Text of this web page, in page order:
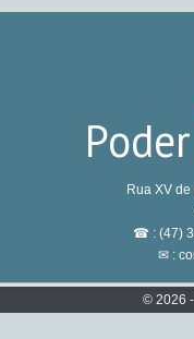
Rua XV
☎ : (47)
✉ :
© 2026